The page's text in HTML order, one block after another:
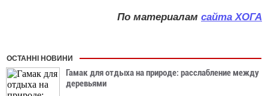
По материалам сайта ХОГА
ОСТАННІ НОВИНИ
Гамак для отдыха на природе: расслабление между
деревьями